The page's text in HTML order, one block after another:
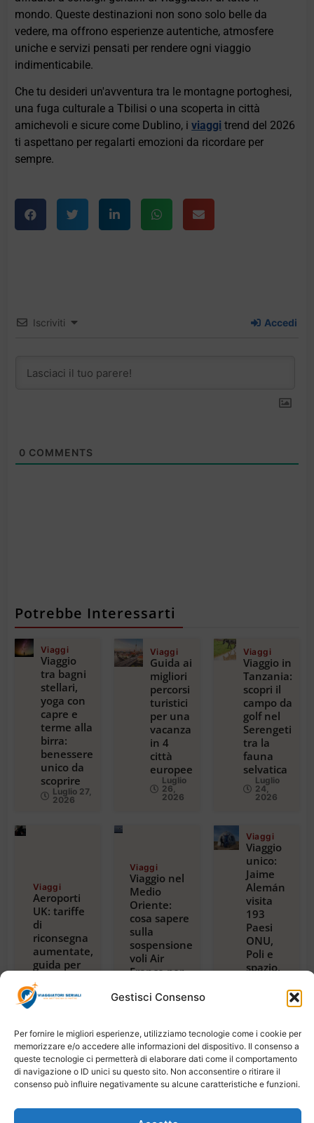
Gestisci Consenso
Per fornire le migliori esperienze, utilizziamo tecnologie come i cookie per
memorizzare e/o accedere alle informazioni del dispositivo. Il consenso a
queste tecnologie ci permetterà di elaborare dati come il comportamento
di navigazione o ID unici su questo sito. Non acconsentire o ritirare il
consenso può influire negativamente su alcune caratteristiche e funzioni.
mondo. Queste destinazioni non sono solo belle da
vedere, ma offrono esperienze autentiche, atmosfere
uniche e servizi pensati per rendere ogni viaggio
indimenticabile.
Che tu desideri un'avventura tra le montagne portoghesi,
una fuga culturale a Tbilisi o una scoperta in città
amichevoli e sicure come Dublino, iviaggi trend del 2026
ti aspettano per regalarti emozioni da ricordare per
sempre.
Iscriviti Accedi
0 COMMENTS
Potrebbe Interessarti
Viaggi
Viaggio
tra bagni
stellari,
yoga con
capre e
terme alla
birra:
benessere
unico da
scoprire
Luglio 27,
2026
Viaggi
Guida ai
migliori
percorsi
turistici
per una
vacanza
in 4
città
europee
Luglio
26,
2026
Viaggi
Viaggio in
Tanzania:
scopri il
campo da
golf nel
Serengeti
tra la
fauna
selvatica
Luglio
24,
2026
Viaggi
Aeroporti
UK: tariffe
di
riconsegna
aumentate,
guida per
2024
Luglio 23,
Viaggi
Viaggio nel
Medio
Oriente:
cosa sapere
sulla
sospensione
voli Air
France per
Dubai e
2026
Viaggi
Viaggio
unico:
Jaime
Alemán
visita
193
Paesi
ONU,
Poli e
spazio,
Tanzania
Luglio
21,
2026